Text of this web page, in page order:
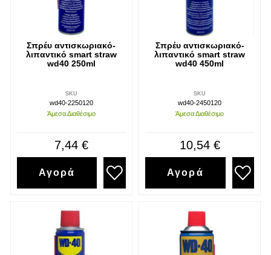
Σπρέυ αντισκωριακό-
λιπαντικό smart straw
wd40 250ml
SKU
wd40-2250120
Άμεσα Διαθέσιμο
7,44 €
Αγορά
Σπρέυ αντισκωριακό-
λιπαντικό smart straw
wd40 450ml
SKU
wd40-2450120
Άμεσα Διαθέσιμο
10,54 €
Αγορά